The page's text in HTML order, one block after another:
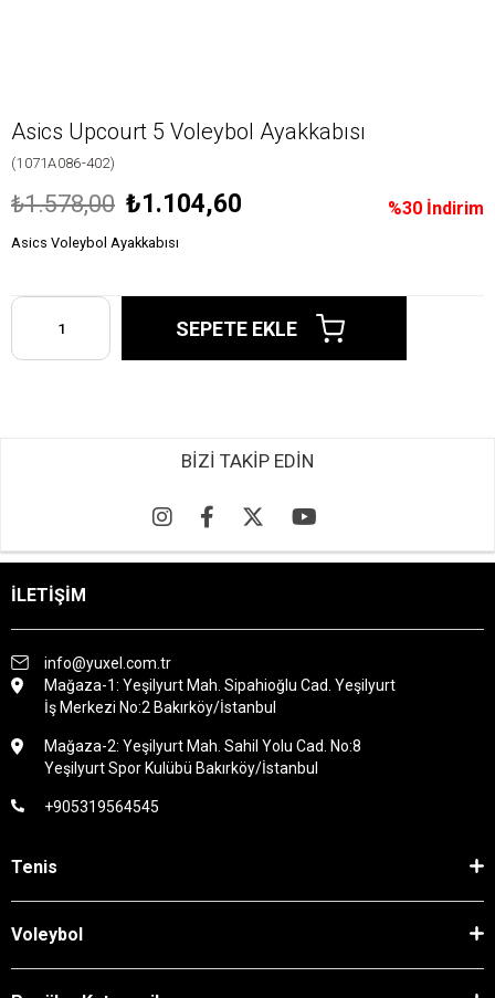
Asics Upcourt 5 Voleybol Ayakkabısı
(1071A086-402)
%30 İndirim
₺1.578,00 ₺1.104,60
Asics Voleybol Ayakkabısı
BİZİ TAKİP EDİN
İLETİŞİM
info@yuxel.com.tr
Mağaza-1: Yeşilyurt Mah. Sipahioğlu Cad. Yeşilyurt
İş Merkezi No:2 Bakırköy/İstanbul
Mağaza-2: Yeşilyurt Mah. Sahil Yolu Cad. No:8
Yeşilyurt Spor Kulübü Bakırköy/İstanbul
+905319564545
Tenis
Voleybol